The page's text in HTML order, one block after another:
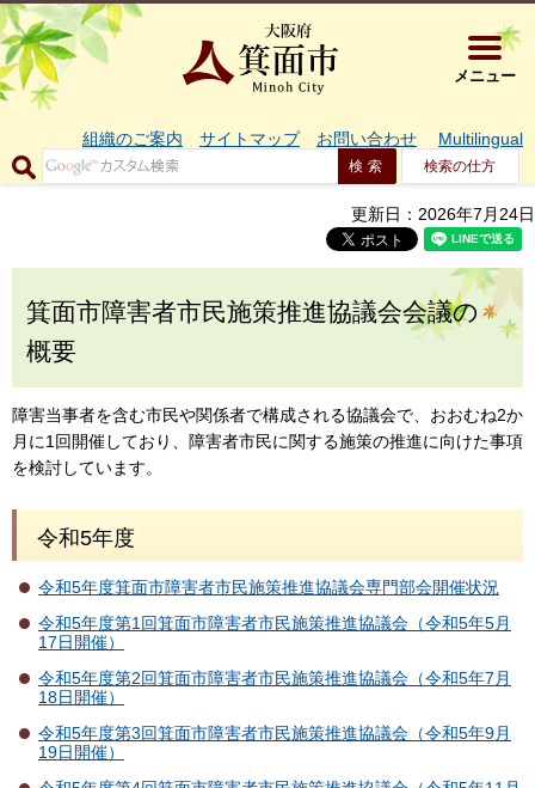
大阪府箕
メニュー
組織のご案内 サイトマップ お問い合わせ Multilingual
検索の仕方
更新日：2026年7月24日
箕面市障害者市民施策推進協議会会議の
概要
障害当事者を含む市民や関係者で構成される協議会で、おおむね2か
月に1回開催しており、障害者市民に関する施策の推進に向けた事項
を検討しています。
令和5年度
令和5年度箕面市障害者市民施策推進協議会専門部会開催状況
令和5年度第1回箕面市障害者市民施策推進協議会（令和5年5月
17日開催）
令和5年度第2回箕面市障害者市民施策推進協議会（令和5年7月
18日開催）
令和5年度第3回箕面市障害者市民施策推進協議会（令和5年9月
19日開催）